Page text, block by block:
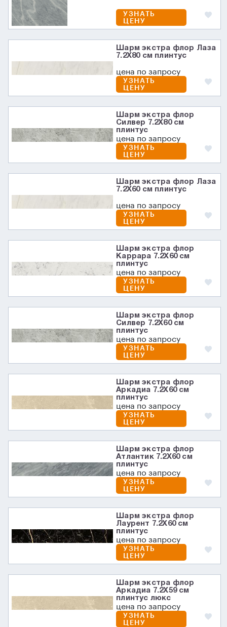
УЗНАТЬ
ЦЕНУ
Шарм экстра флор Лаза
7.2X80 см плинтус
цена по запросу
УЗНАТЬ
ЦЕНУ
Шарм экстра флор
Силвер 7.2X80 см
плинтус
цена по запросу
УЗНАТЬ
ЦЕНУ
Шарм экстра флор Лаза
7.2X60 см плинтус
цена по запросу
УЗНАТЬ
ЦЕНУ
Шарм экстра флор
Каррара 7.2X60 см
плинтус
цена по запросу
УЗНАТЬ
ЦЕНУ
Шарм экстра флор
Силвер 7.2X60 см
плинтус
цена по запросу
УЗНАТЬ
ЦЕНУ
Шарм экстра флор
Аркадиа 7.2X60 см
плинтус
цена по запросу
УЗНАТЬ
ЦЕНУ
Шарм экстра флор
Атлантик 7.2X60 см
плинтус
цена по запросу
УЗНАТЬ
ЦЕНУ
Шарм экстра флор
Лаурент 7.2X60 см
плинтус
цена по запросу
УЗНАТЬ
ЦЕНУ
Шарм экстра флор
Аркадиа 7.2X59 см
плинтус люкс
цена по запросу
УЗНАТЬ
ЦЕНУ